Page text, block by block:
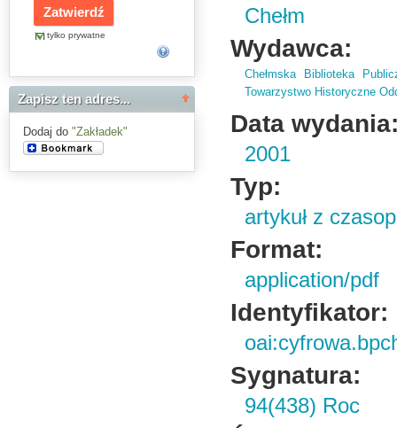
tylko prywatne
Zapisz ten adres...
Dodaj do "Zakładek"
Chełm
Wydawca:
Chełmska Biblioteka
Towarzystwo Historyczne
Data
2001
Typ:
artykuł z
Format:
application/pdf
Identyfikator:
Sygnatura:
94(438) Roc